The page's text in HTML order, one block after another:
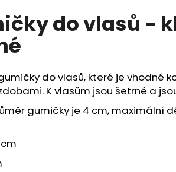
do vlasů -
do vlasů, které je vhodné
K vlasům jsou šetrné a
gumičky je 4 cm, maximální